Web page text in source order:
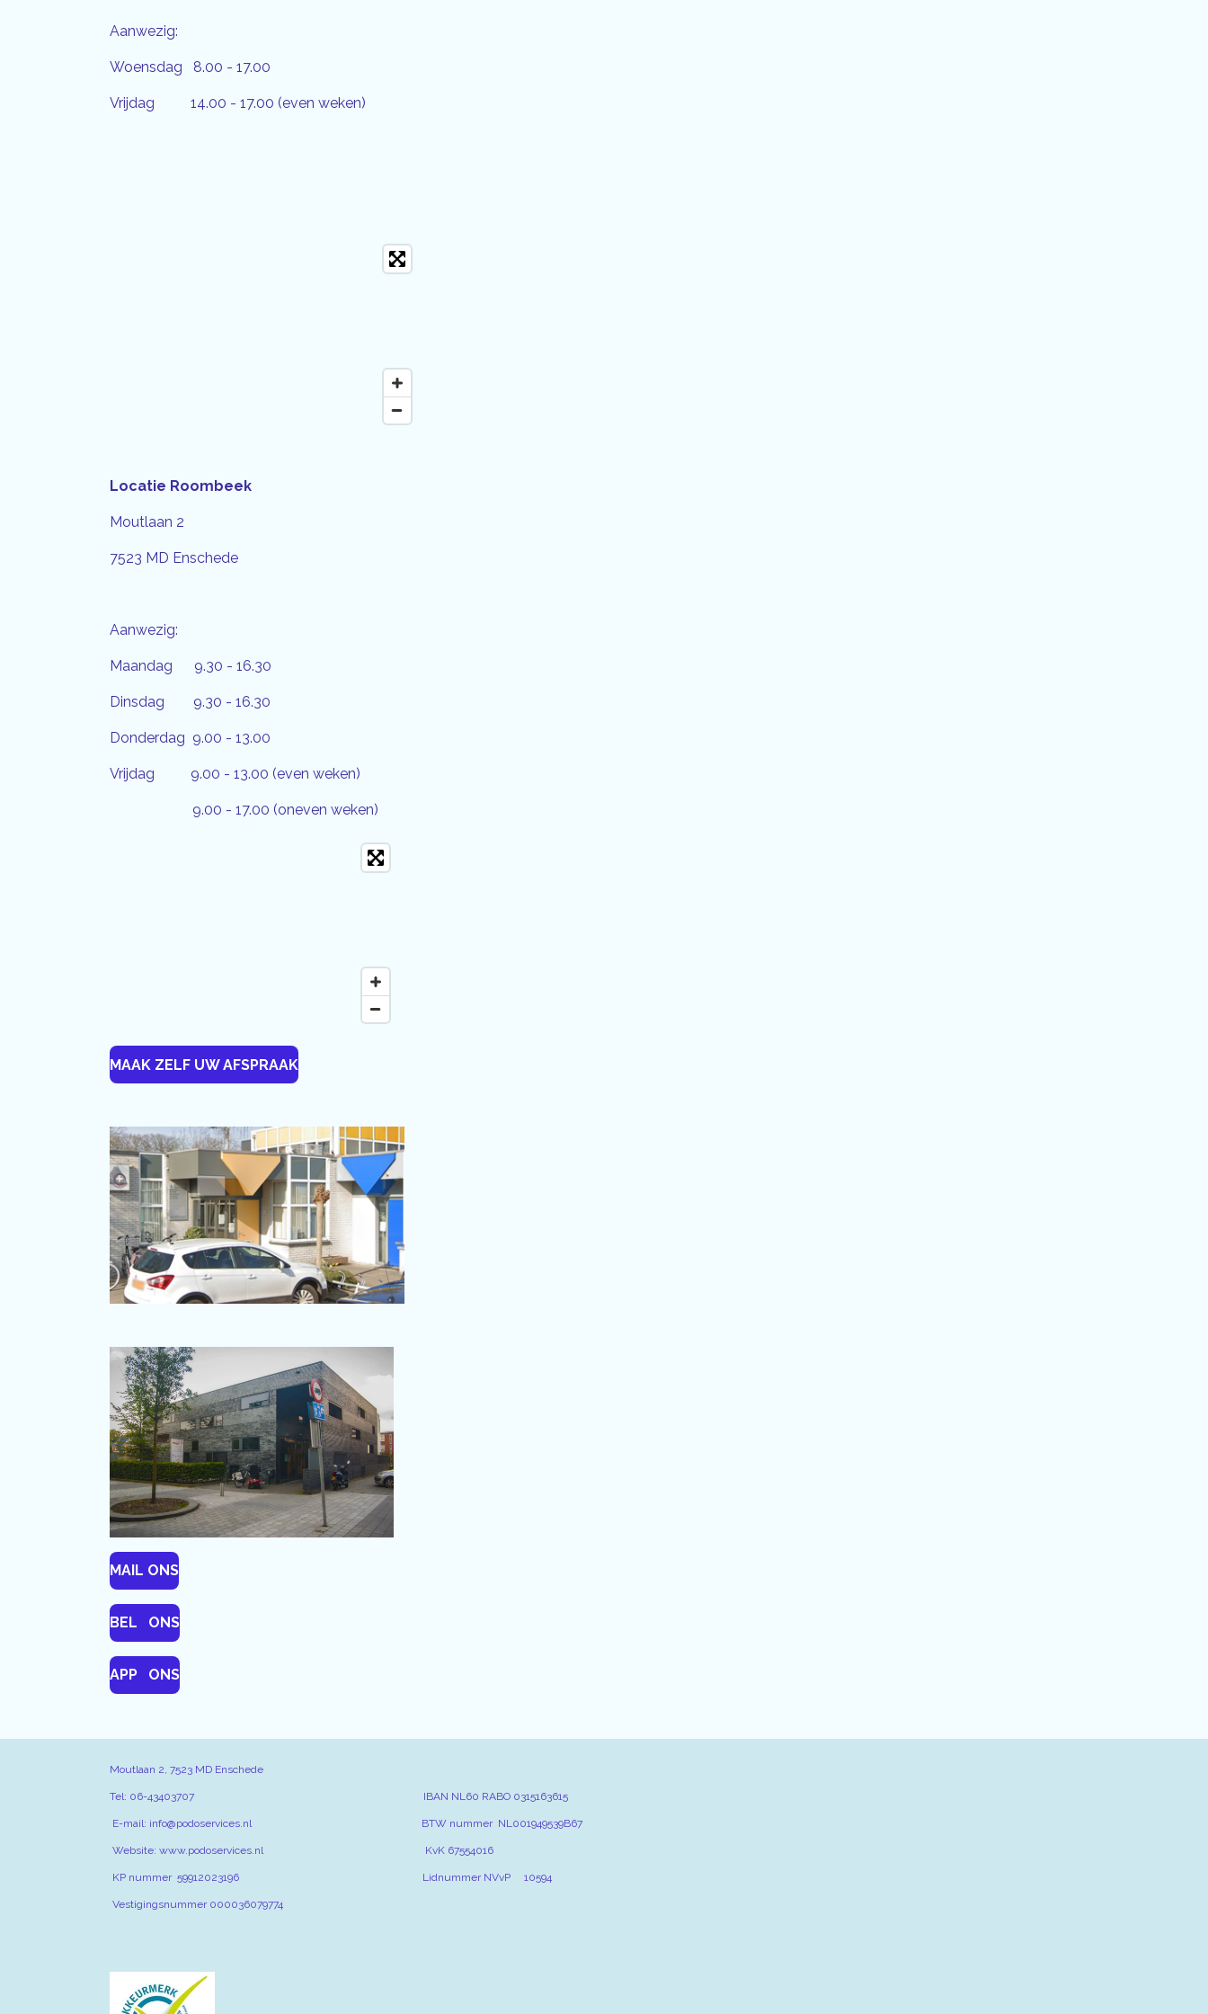
Aanwezig:
Woensdag 8.00 - 17.00
Vrijdag 14.00 - 17.00 (even weken)
Locatie Roombeek
Moutlaan 2
7523 MD Enschede
Aanwezig:
Maandag 9.30 - 16.30
Dinsdag 9.30 - 16.30
Donderdag 9.00 - 13.00
Vrijdag 9.00 - 13.00 (even weken)
9.00 - 17.00 (oneven weken)
MAAK ZELF UW AFSPRAAK
MAIL ONS
BEL ONS
APP ONS
Moutlaan 2, 7523 MD Enschede
Tel: 06-43403707 IBAN NL60 RABO 0315163615
E-mail: info@podoservices.nl BTW nummer NL001949539B67
Website: www.podoservices.nl KvK 67554016
KP nummer 59912023196 Lidnummer NVvP 10594
Vestigingsnummer 000036079774